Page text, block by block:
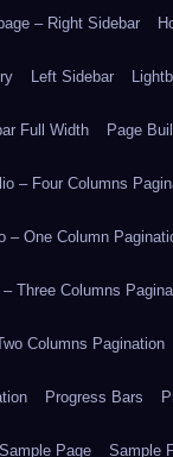
– Right Sidebar
Left Sidebar
Full Width Page
– Four Columns
– One Column
– Three Columns
Columns Pagination
Progress Bars
Sample Page Sample